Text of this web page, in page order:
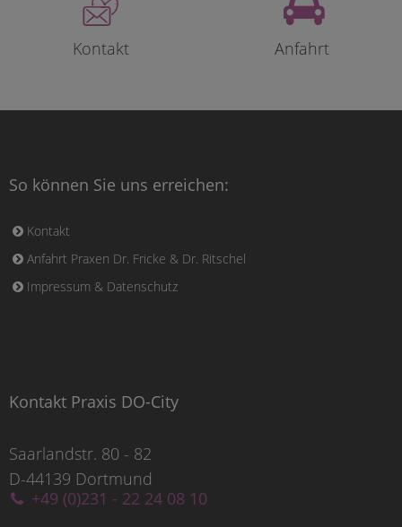
Kontakt Anfahrt
So können Sie uns erreichen:
Kontakt
Anfahrt Praxen Dr. Fricke & Dr. Ritschel
Impressum & Datenschutz
Kontakt Praxis DO-City
Saarlandstr. 80 - 82
D-44139 Dortmund
+49 (0)231 - 22 24 08 10